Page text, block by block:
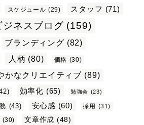
スケジュール (29) スタッフ (71)
ジネスブログ (159)
ブランディング (82)
人柄 (80) 価格 (30)
かなクリエイティブ (89)
効率化 (65) 勉強会 (23)
(43) 安心感 (60) 採用 (31)
(30) 文章作成 (48)